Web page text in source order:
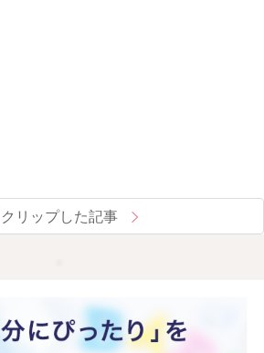
クリップした記事